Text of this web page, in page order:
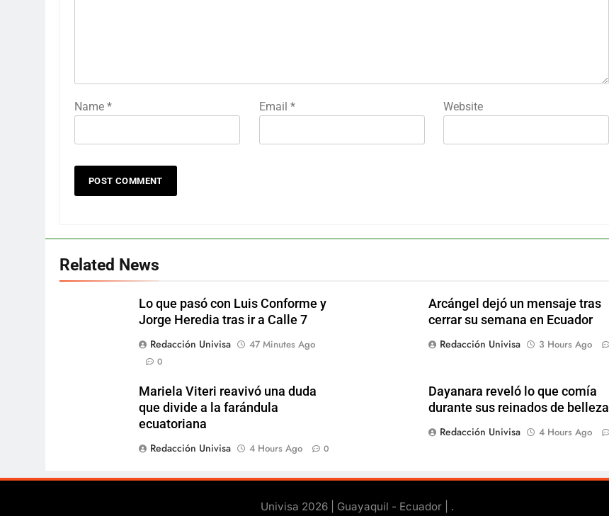
Name * Email * Website
Related News
Lo que pasó con Luis Conforme y
Jorge Heredia tras ir a Calle 7
Redacción Univisa
47 Minutes Ago
0
Arcángel dejó un mensaje tras
cerrar su semana en Ecuador
Redacción Univisa
3 Hours Ago
Mariela Viteri reavivó una duda
que divide a la farándula
ecuatoriana
Redacción Univisa
4 Hours Ago 0
Dayanara reveló lo que comía
durante sus reinados de belleza
Redacción Univisa
4 Hours Ago
Univisa 2026 | Guayaquil - Ecuador | .